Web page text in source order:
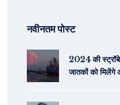
नवीनतम पोस्ट
2024 की
जातकों को मिलेंगे